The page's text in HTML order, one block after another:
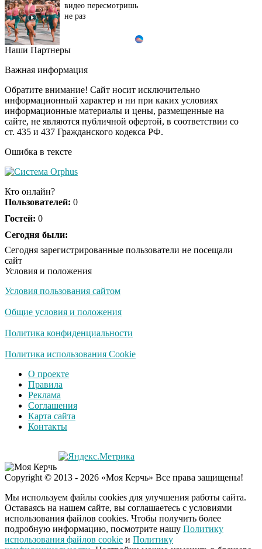
видео пересмотришь
не раз
Смолов призвал
футболистов покинуть
страну
i
Ролик из Омска: вы
будете смеяться долго
Королева вагона
Наши Партнеры
Важная информация
Обратите внимание! Сайт носит исключительно
информационный характер и ни при каких условиях
информационные материалы и цены, размещенные на
сайте, не являются публичной офертой, в соответствии со
ст. 435 и 437 Гражданского кодекса РФ.
Ошибка в тексте
Кто онлайн?
Пользователей: 0
Гостей: 0
Сегодня были:
Сегодня зарегистрированные пользователи не посещали
сайт
Условия и положения
Условия пользования сайтом
Общие условия и положения
Политика конфиденциальности
Политика использования Cookie
О проекте
Правила
Реклама
Соглашения
Карта сайта
Контакты
Copyright © 2013 - 2026 «Моя Керчь» Все права защищены!
Мы используем файлы cookies для улучшения работы сайта.
Оставаясь на нашем сайте, вы соглашаетесь с условиями
использования файлов cookies. Чтобы получить более
подробную информацию, посмотрите нашу Политику
использования файлов cookie и Политику